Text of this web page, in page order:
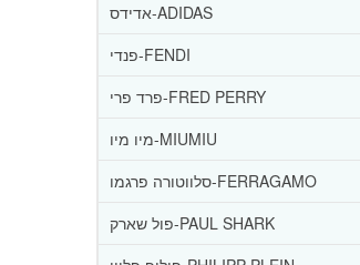
אדידס-ADIDAS
פנדי-FENDI
פרד פרי-FRED PERRY
מיו מיו-MIUMIU
סלווטורה פרגמו-FERRAGAMO
פול שארק-PAUL SHARK